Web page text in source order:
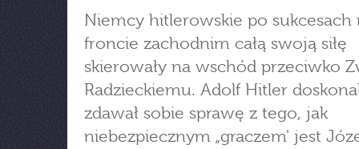
Niemcy hitlerowskie po sukcesach
froncie zachodnim całą swoją siłę
skierowały na wschód przeciwko
Radzieckiemu. Adolf Hitler
zdawał sobie sprawę z tego, jak
niebezpiecznym „graczem' jest